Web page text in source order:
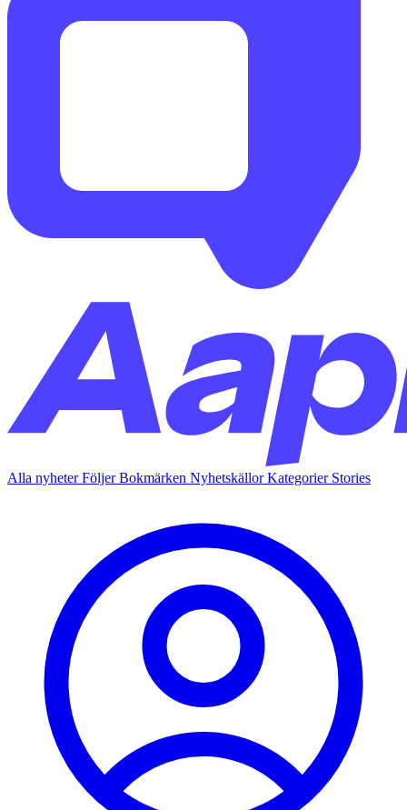
Alla nyheterFöljerBokmärken NyhetskällorKategorier Stories